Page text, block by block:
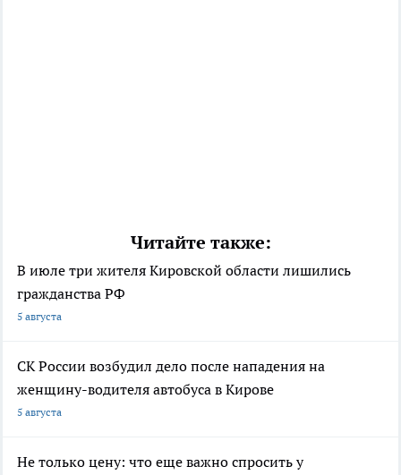
Читайте также:
В июле три жителя Кировской области лишились
гражданства РФ
5 августа
СК России возбудил дело после нападения на
женщину-водителя автобуса в Кирове
5 августа
Не только цену: что еще важно спросить у